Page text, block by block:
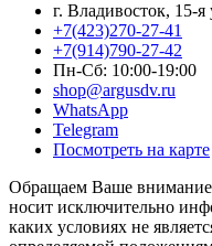
г. Владивосток, 15-я
+7(423)270-27-41
+7(914)790-27-42
Пн-Сб: 10:00-19:00
shop@argusdv.ru
WhatsApp
Telegram
Посмотреть на карте
Обращаем Ваше внимание
носит исключительно
каких условиях не